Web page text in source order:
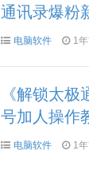
通讯录爆粉
电脑软件 1
《解锁太
号加人操作
略》
电脑软件 1